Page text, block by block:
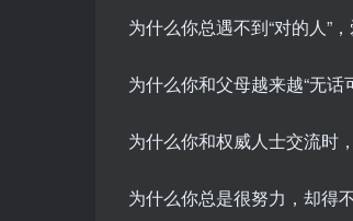
为什么你总遇不到“对的人”
为什么你和父母越来越“无话
为什么你和权威人士交流时
为什么你总是很努力，却得